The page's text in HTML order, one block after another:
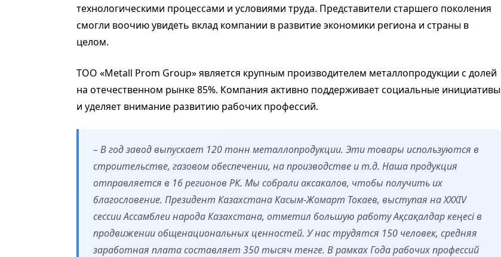
технологическими процессами и условиями труда. Представители старшего поколения
смогли воочию увидеть вклад компании в развитие экономики региона и страны в
целом.
ТОО «Metall Prom Group» является крупным производителем металлопродукции с долей
на отечественном рынке 85%. Компания активно поддерживает социальные инициативы
и уделяет внимание развитию рабочих профессий.
– В год завод выпускает 120 тонн металлопродукции. Эти товары используются в
строительстве, газовом обеспечении, на производстве и т.д. Наша продукция
отправляется в 16 регионов РК. Мы собрали аксакалов, чтобы получить их
благословение. Президент Казахстана Касым-Жомарт Токаев, выступая на ХХХІV
сессии Ассамблеи народа Казахстана, отметил большую работу Ақсақалдар кеңесі в
продвижении общенациональных ценностей. У нас трудятся 150 человек, средняя
заработная плата составляет 350 тысяч тенге. В рамках Года рабочих профессий